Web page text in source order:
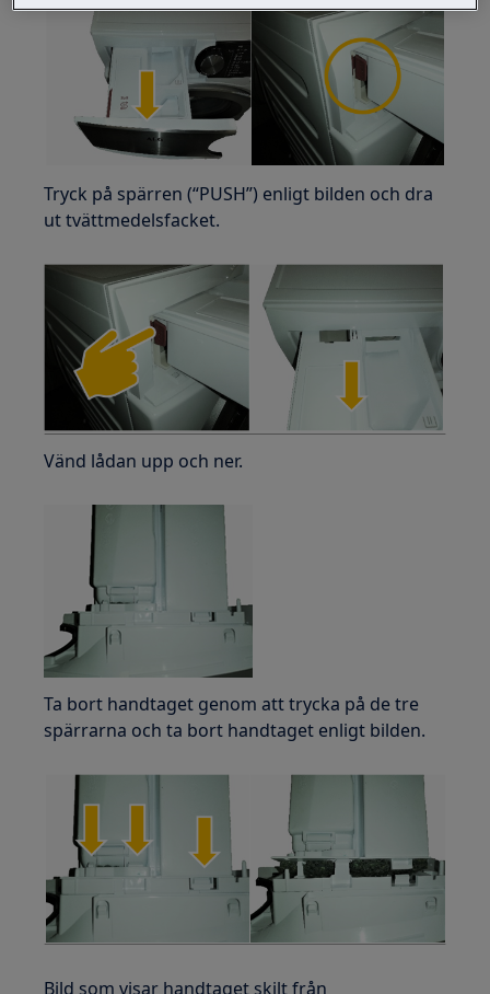
Tryck på spärren (“PUSH”) enligt bilden och dra
ut tvättmedelsfacket.
Vänd lådan upp och ner.
Ta bort handtaget genom att trycka på de tre
spärrarna och ta bort handtaget enligt bilden.
Bild som visar handtaget skilt från